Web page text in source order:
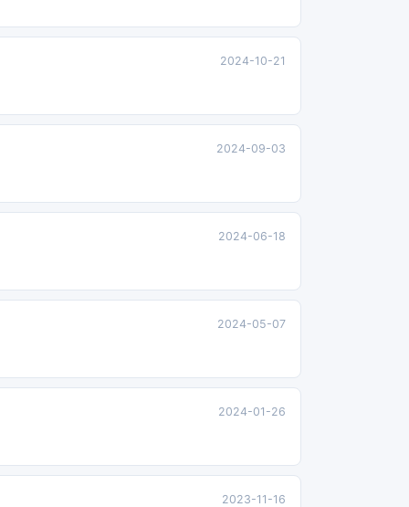
2024-10-21
2024-09-03
2024-06-18
2024-05-07
2024-01-26
2023-11-16